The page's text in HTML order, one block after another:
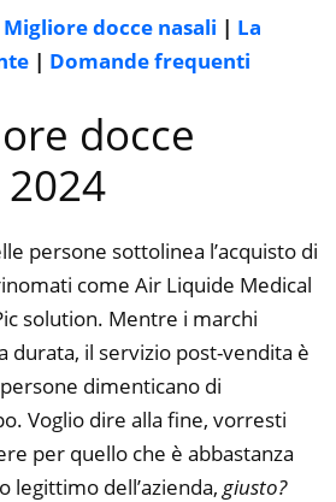
Migliore docce nasali | La
| Domande frequenti
docce
persone sottolinea l’acquisto di
come Air Liquide Medical
solution. Mentre i marchi
durata, il servizio post-vendita è
dimenticano di
Voglio dire alla fine, vorresti
per quello che è abbastanza
legittimo dell’azienda, giusto?